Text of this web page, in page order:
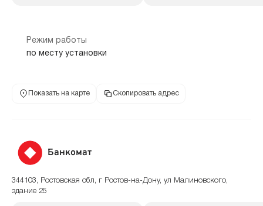
Режим работы
по месту установки
Показать на карте Скопировать адрес
Банкомат
344103, Ростовская обл, г Ростов-на-Дону, ул Малиновского,
здание 25